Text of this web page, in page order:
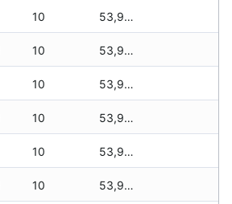
10 53,920 zł
10 53,905 zł
10 53,905 zł
10 53,905 zł
10 53,905 zł
10 53,905 zł